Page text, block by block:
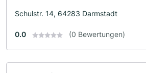
Schulstr. 14, 64283 Darmstadt
0.0 (0 Bewertungen)